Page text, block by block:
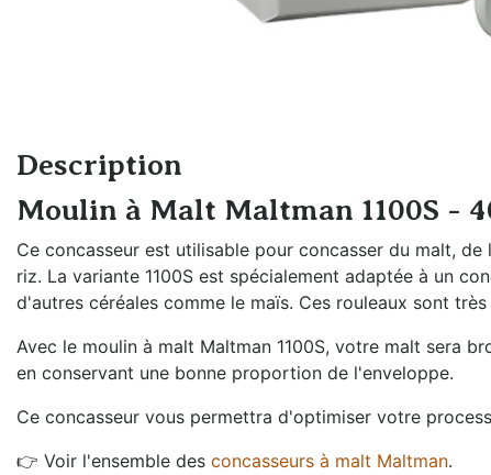
pression
Cuves à
pression
Fûts et
plongeurs
Mesure de
pression
Remplissage fût
accessoires
accessoires
Oxygénation et
activateur de levures
Rechauffeurs mobiles
Description
Moulin à Malt Maltman 1100S -
Ce concasseur est utilisable pour concasser du malt,
riz. La variante 1100S est spécialement adaptée à un
d'autres céréales comme le maïs. Ces rouleaux sont
Avec le moulin à malt Maltman 1100S, votre malt sera
en conservant une bonne proportion de l'enveloppe.
Ce concasseur vous permettra d'optimiser votre
👉 Voir l'ensemble des concasseurs à malt Maltman.